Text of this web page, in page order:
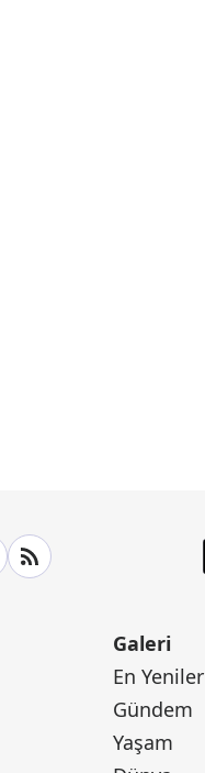
Galeri
En Yeniler
Gündem
Yaşam